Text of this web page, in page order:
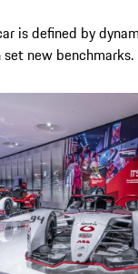
is defined by
new benchmarks.